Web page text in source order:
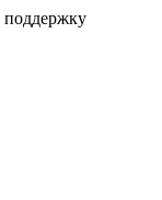
поддержку